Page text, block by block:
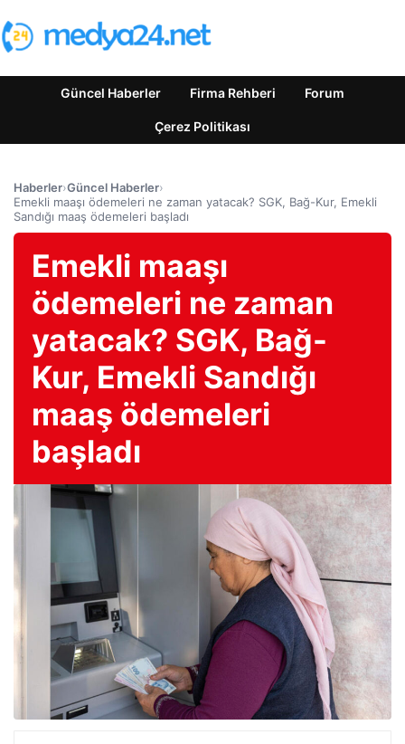
Güncel Haberler Firma Rehberi Forum
Çerez Politikası
Haberler›Güncel Haberler›
Emekli maaşı ödemeleri ne zaman yatacak? SGK, Bağ-Kur, Emekli
Sandığı maaş ödemeleri başladı
Emekli maaşı
ödemeleri ne zaman
yatacak? SGK, Bağ-
Kur, Emekli Sandığı
maaş ödemeleri
başladı